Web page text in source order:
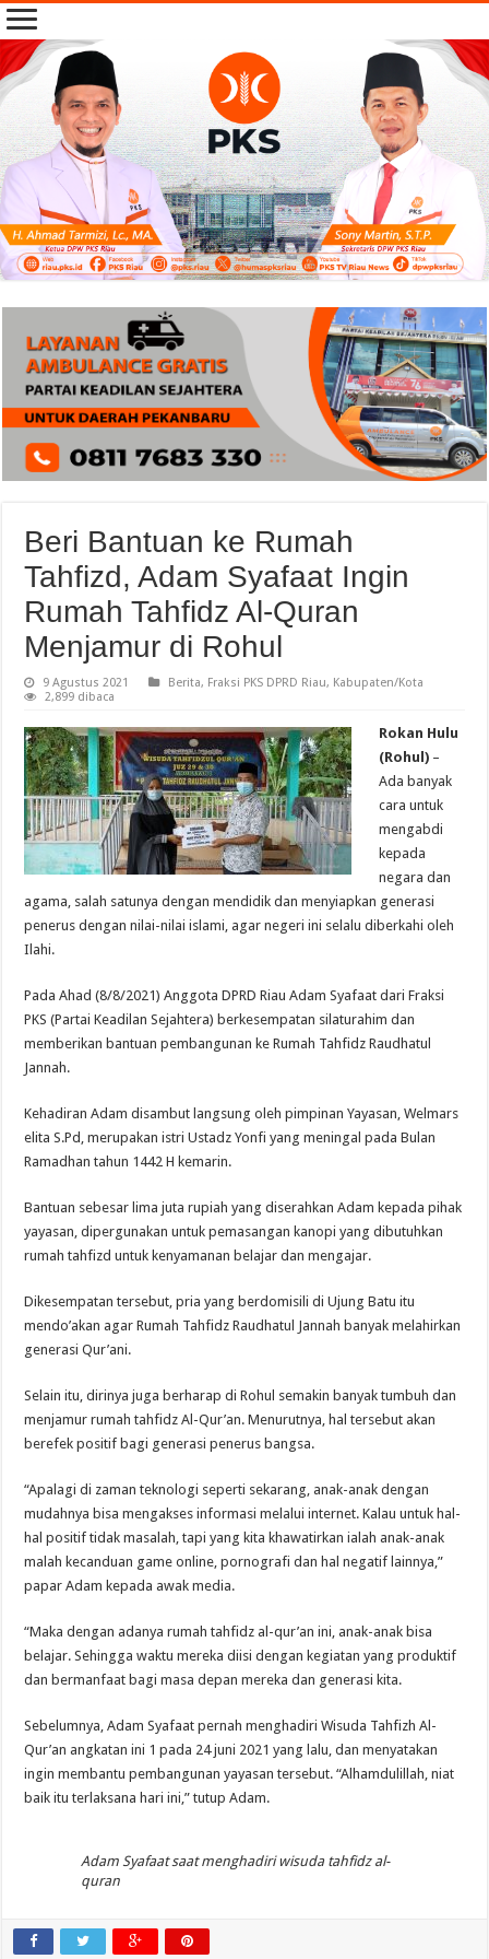
Beri Bantuan ke Rumah
Tahfizd, Adam Syafaat Ingin
Rumah Tahfidz Al-Quran
Menjamur di Rohul
9 Agustus 2021 Berita, Fraksi PKS DPRD Riau, Kabupaten/Kota
2,899 dibaca
Rokan Hulu
(Rohul) –
Ada banyak
cara untuk
mengabdi
kepada
negara dan
agama, salah satunya dengan mendidik dan menyiapkan generasi
penerus dengan nilai-nilai islami, agar negeri ini selalu diberkahi oleh
Ilahi.
Pada Ahad (8/8/2021) Anggota DPRD Riau Adam Syafaat dari Fraksi
PKS (Partai Keadilan Sejahtera) berkesempatan silaturahim dan
memberikan bantuan pembangunan ke Rumah Tahfidz Raudhatul
Jannah.
Kehadiran Adam disambut langsung oleh pimpinan Yayasan, Welmars
elita S.Pd, merupakan istri Ustadz Yonfi yang meningal pada Bulan
Ramadhan tahun 1442 H kemarin.
Bantuan sebesar lima juta rupiah yang diserahkan Adam kepada pihak
yayasan, dipergunakan untuk pemasangan kanopi yang dibutuhkan
rumah tahfizd untuk kenyamanan belajar dan mengajar.
Dikesempatan tersebut, pria yang berdomisili di Ujung Batu itu
mendo’akan agar Rumah Tahfidz Raudhatul Jannah banyak melahirkan
generasi Qur’ani.
Selain itu, dirinya juga berharap di Rohul semakin banyak tumbuh dan
menjamur rumah tahfidz Al-Qur’an. Menurutnya, hal tersebut akan
berefek positif bagi generasi penerus bangsa.
“Apalagi di zaman teknologi seperti sekarang, anak-anak dengan
mudahnya bisa mengakses informasi melalui internet. Kalau untuk hal-
hal positif tidak masalah, tapi yang kita khawatirkan ialah anak-anak
malah kecanduan game online, pornografi dan hal negatif lainnya,”
papar Adam kepada awak media.
“Maka dengan adanya rumah tahfidz al-qur’an ini, anak-anak bisa
belajar. Sehingga waktu mereka diisi dengan kegiatan yang produktif
dan bermanfaat bagi masa depan mereka dan generasi kita.
Sebelumnya, Adam Syafaat pernah menghadiri Wisuda Tahfizh Al-
Qur’an angkatan ini 1 pada 24 juni 2021 yang lalu, dan menyatakan
ingin membantu pembangunan yayasan tersebut. “Alhamdulillah, niat
baik itu terlaksana hari ini,” tutup Adam.
Adam Syafaat saat menghadiri wisuda tahfidz al-
quran